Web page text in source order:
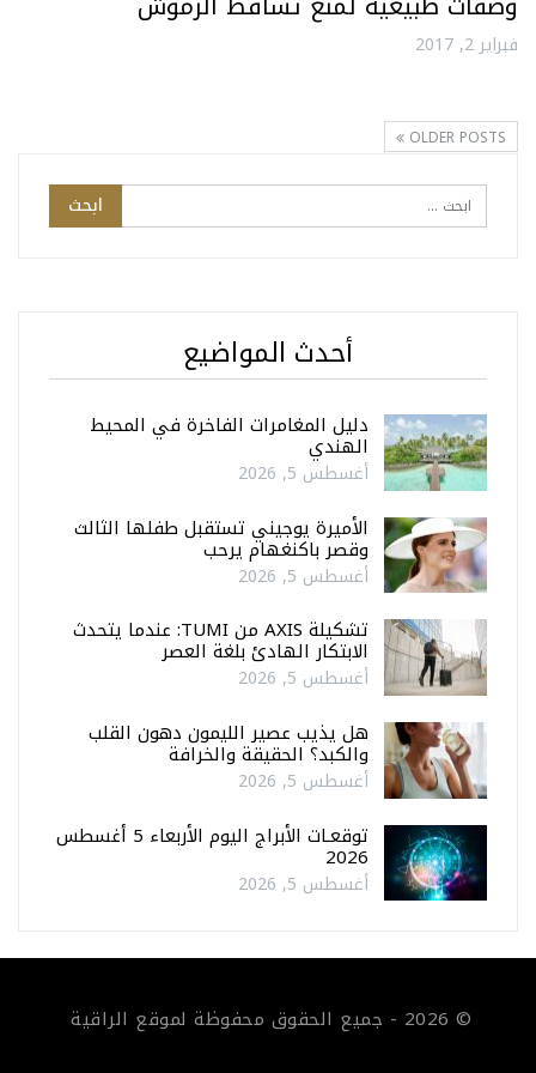
فبراير 2, 2017
OLDER POSTS
أحدث المواضيع
دليل المغامرات الفاخرة في المحيط
الهندي
أغسطس 5, 2026
الأميرة يوجيني تستقبل طفلها الثالث
وقصر باكنغهام يرحب
أغسطس 5, 2026
تشكيلة AXIS من TUMI: عندما يتحدث
الابتكار الهادئ بلغة العصر
أغسطس 5, 2026
هل يذيب عصير الليمون دهون القلب
والكبد؟ الحقيقة والخرافة
أغسطس 5, 2026
توقعـات الأبراج اليوم الأربعاء 5 أغسطس
2026
أغسطس 5, 2026
© 2026 - جميع الحقوق محفوظة لموقع الراقية